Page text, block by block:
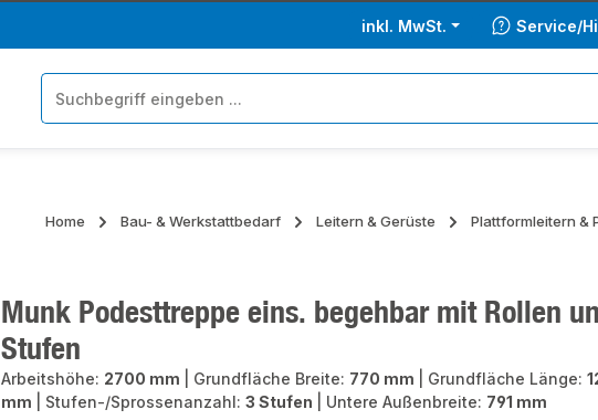
inkl. MwSt. Service/
Home Bau- & Werkstattbedarf Leitern & Gerüste Plattformleitern &
Munk Podesttreppe eins. begehbar mit Rollen
Stufen
Arbeitshöhe: 2700 mm Grundfläche Breite: 770 mm Grundfläche Länge:
mm
Stufen-/Sprossenanzahl: 3 Stufen Untere Außenbreite: 791 mm